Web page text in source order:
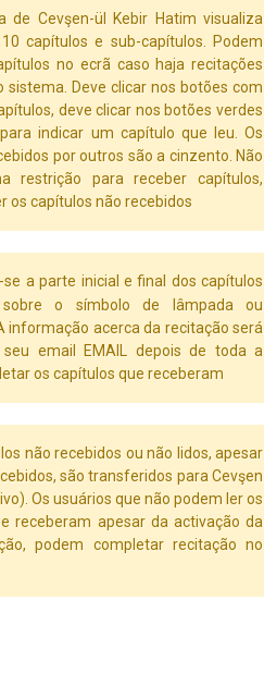
de Cevşen-ül Kebir Hatim visualiza
capítulos e sub-capítulos. Podem
no ecrã caso haja recitações
sistema. Deve clicar nos botões com
deve clicar nos botões verdes
indicar um capítulo que leu. Os
por outros são a cinzento. Não
restrição para receber capítulos,
os capítulos não recebidos
se a parte inicial e final dos capítulos
sobre o símbolo de lâmpada ou
informação acerca da recitação será
email EMAIL depois de toda a
os capítulos que receberam
não recebidos ou não lidos, apesar
são transferidos para Cevşen
Os usuários que não podem ler os
receberam apesar da activação da
podem completar recitação no